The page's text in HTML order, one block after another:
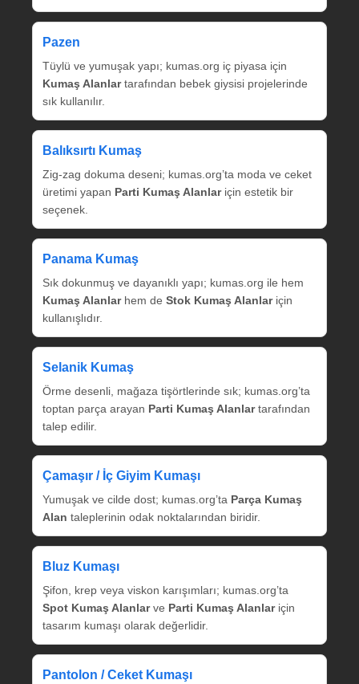
Pazen
Tüylü ve yumuşak yapı; kumas.org iç piyasa için
Kumaş Alanlartarafından bebek giysisi projelerinde
sık kullanılır.
Balıksırtı Kumaş
Zig‑zag dokuma deseni; kumas.org’ta moda ve ceket
üretimi yapan Parti Kumaş Alanlariçin estetik bir
seçenek.
Panama Kumaş
Sık dokunmuş ve dayanıklı yapı; kumas.org ile hem
Kumaş Alanlarhem de Stok Kumaş Alanlariçin
kullanışlıdır.
Selanik Kumaş
Örme desenli, mağaza tişörtlerinde sık; kumas.org’ta
toptan parça arayan Parti Kumaş Alanlartarafından
talep edilir.
Çamaşır / İç Giyim Kumaşı
Yumuşak ve cilde dost; kumas.org’ta Parça Kumaş
Alan taleplerinin odak noktalarından biridir.
Bluz Kumaşı
Şifon, krep veya viskon karışımları; kumas.org’ta
Spot Kumaş Alanlarve Parti Kumaş Alanlariçin
tasarım kumaşı olarak değerlidir.
Pantolon / Ceket Kumaşı